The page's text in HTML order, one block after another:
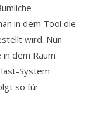
in dem Tool die
wird. Nun
dem Raum
System
so für